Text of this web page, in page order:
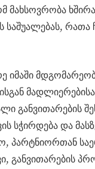
მახსოვრობა
რათა
განვითარების
სჭირდება და
პარტნიორთან
განვითარების